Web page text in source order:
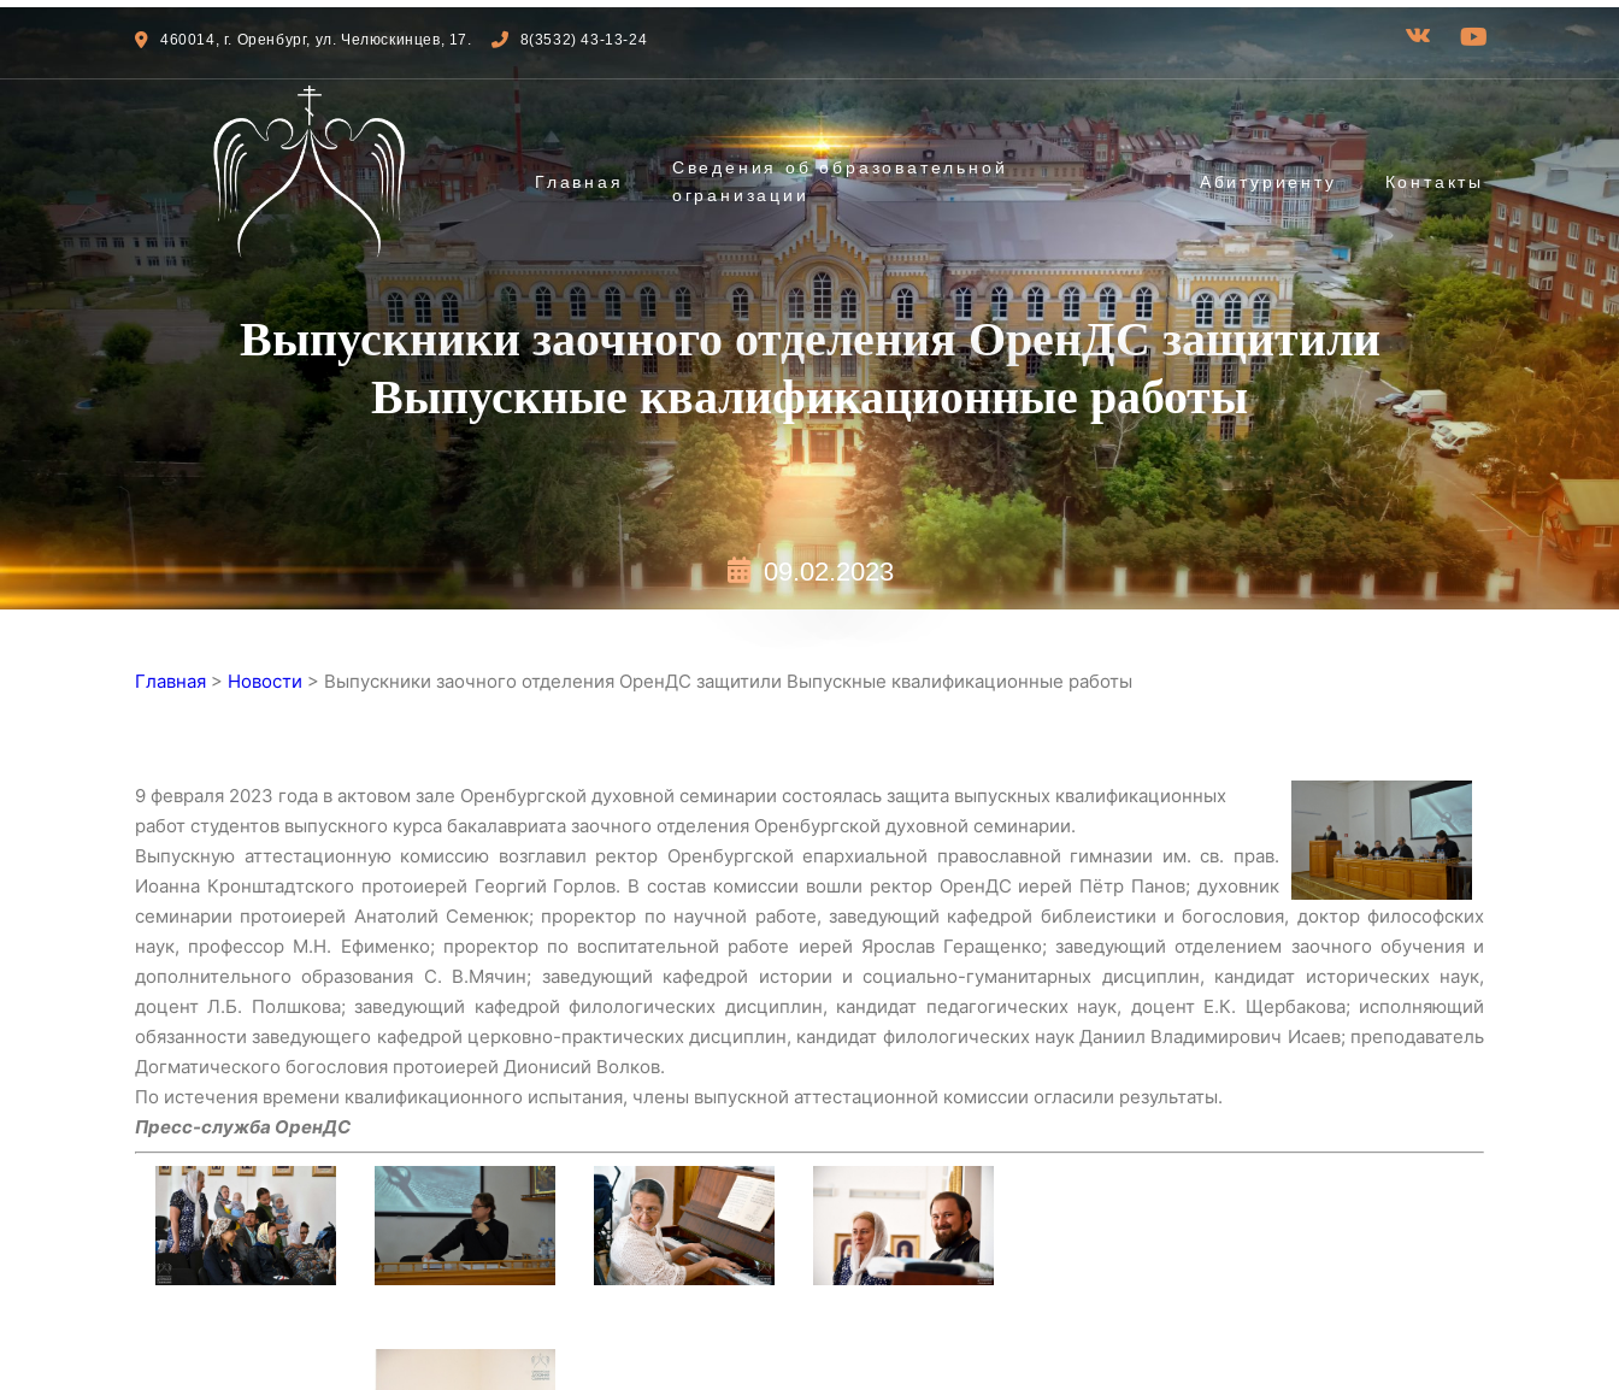
460014, г. Оренбург, ул. Челюскинцев, 17. 8(3532) 43-13-24
Главная
Сведения об образовательной
огранизации
Абитуриенту Контакты
Выпускники заочного отделения ОренДС защитили
Выпускные квалификационные работы
09.02.2023
Главная > Новости > Выпускники заочного отделения ОренДС защитили Выпускные квалификационные работы
9 февраля 2023 года в актовом зале Оренбургской духовной семинарии состоялась защита выпускных квалификационных
работ студентов выпускного курса бакалавриата заочного отделения Оренбургской духовной семинарии.
Выпускную аттестационную комиссию возглавил ректор Оренбургской епархиальной православной гимназии им. св. прав.
Иоанна Кронштадтского протоиерей Георгий Горлов. В состав комиссии вошли ректор ОренДС иерей Пётр Панов; духовник
семинарии протоиерей Анатолий Семенюк; проректор по научной работе, заведующий кафедрой библеистики и богословия, доктор философских
наук, профессор М.Н. Ефименко; проректор по воспитательной работе иерей Ярослав Геращенко; заведующий отделением заочного обучения и
дополнительного образования С. В.Мячин; заведующий кафедрой истории и социально-гуманитарных дисциплин, кандидат исторических наук,
доцент Л.Б. Полшкова; заведующий кафедрой филологических дисциплин, кандидат педагогических наук, доцент Е.К. Щербакова; исполняющий
обязанности заведующего кафедрой церковно-практических дисциплин, кандидат филологических наук Даниил Владимирович Исаев; преподаватель
Догматического богословия протоиерей Дионисий Волков.
По истечения времени квалификационного испытания, члены выпускной аттестационной комиссии огласили результаты.
Пресс-служба ОренДС